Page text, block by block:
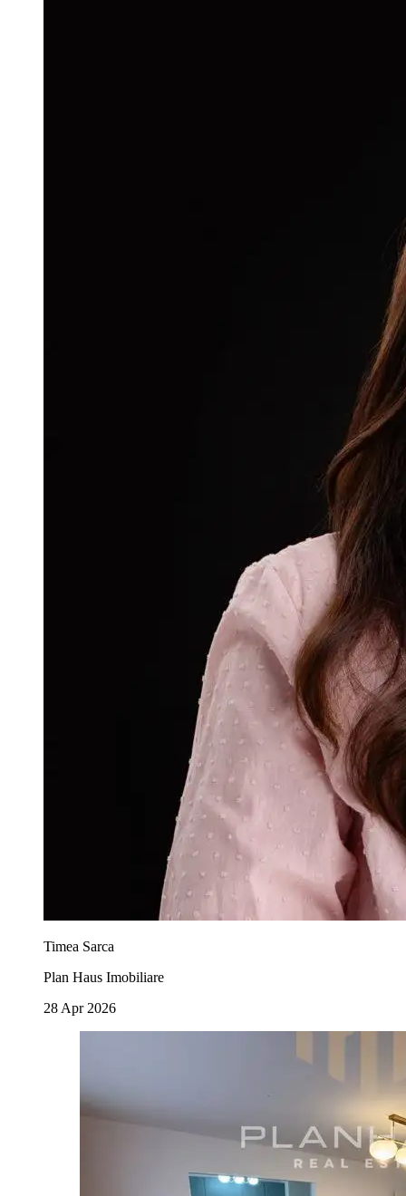
Timea Sarca
Plan Haus Imobiliare
28 Apr 2026